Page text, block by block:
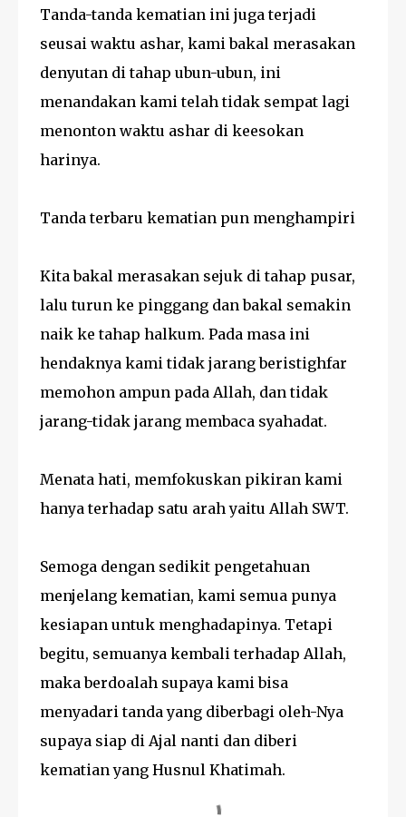
Tanda-tanda kematian ini juga terjadi
seusai waktu ashar, kami bakal merasakan
denyutan di tahap ubun-ubun, ini
menandakan kami telah tidak sempat lagi
menonton waktu ashar di keesokan
harinya.
Tanda terbaru kematian pun menghampiri
Kita bakal merasakan sejuk di tahap pusar,
lalu turun ke pinggang dan bakal semakin
naik ke tahap halkum. Pada masa ini
hendaknya kami tidak jarang beristighfar
memohon ampun pada Allah, dan tidak
jarang-tidak jarang membaca syahadat.
Menata hati, memfokuskan pikiran kami
hanya terhadap satu arah yaitu Allah SWT.
Semoga dengan sedikit pengetahuan
menjelang kematian, kami semua punya
kesiapan untuk menghadapinya. Tetapi
begitu, semuanya kembali terhadap Allah,
maka berdoalah supaya kami bisa
menyadari tanda yang diberbagi oleh-Nya
supaya siap di Ajal nanti dan diberi
kematian yang Husnul Khatimah.